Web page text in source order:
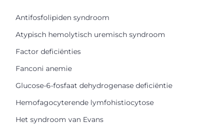
Antifosfolipiden syndroom
Atypisch hemolytisch uremisch syndroom
Factor deficiënties
Fanconi anemie
Glucose-6-fosfaat dehydrogenase deficiëntie
Hemofagocyterende lymfohistiocytose
Het syndroom van Evans